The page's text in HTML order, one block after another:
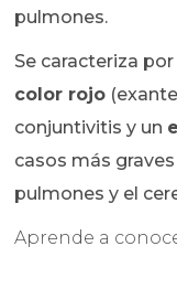
pulmones.
Se caracteriza
color rojo
conjuntivitis y un
casos más
pulmones y el
Aprende a